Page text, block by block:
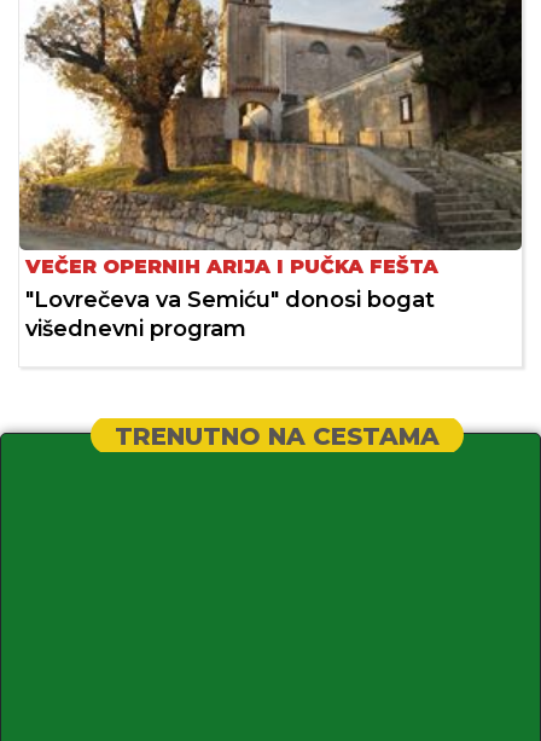
VEČER OPERNIH ARIJA I PUČKA FEŠTA
"Lovrečeva va Semiću" donosi bogat
višednevni program
TRENUTNO NA CESTAMA